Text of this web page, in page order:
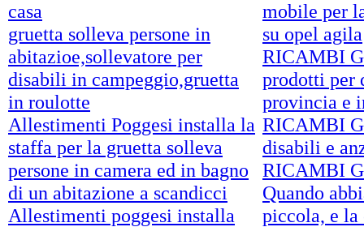
casa
gruetta solleva persone in
abitazioe,sollevatore per
disabili in campeggio,gruetta
in roulotte
Allestimenti Poggesi installa la
staffa per la gruetta solleva
persone in camera ed in bagno
di un abitazione a scandicci
Allestimenti poggesi installa
mobile per
su opel agila
RICAMBI
prodotti per
provincia e
RICAMBI
disabili e
RICAMBI
Quando
piccola, e